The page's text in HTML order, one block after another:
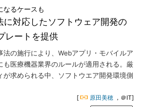
に対応したソフトウェア開発の
レートを提供
なるケースも
法の施行により、Webアプリ・モバイルア
も医療機器業界のルールが適用される。厳
が求められる中、ソフトウエア開発環境側
[ 原田美穂 ，＠IT]